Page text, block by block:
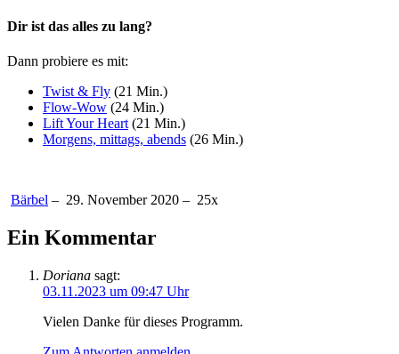
Dir ist das alles zu lang?
Dann probiere es mit:
Twist & Fly (21 Min.)
Flow-Wow (24 Min.)
Lift Your Heart (21 Min.)
Morgens, mittags, abends (26 Min.)
Bärbel – 29. November 2020 – 25x
Ein Kommentar
Doriana sagt:
03.11.2023 um 09:47 Uhr
Vielen Danke für dieses Programm.